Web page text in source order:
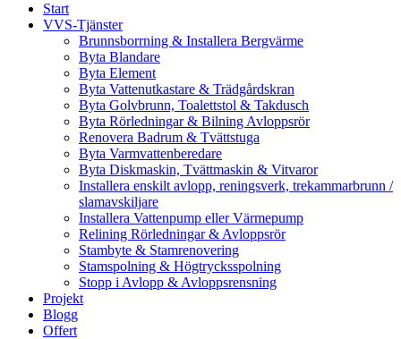
Start
VVS-Tjänster
Brunnsborrning & Installera Bergvärme
Byta Blandare
Byta Element
Byta Vattenutkastare & Trädgårdskran
Byta Golvbrunn, Toalettstol & Takdusch
Byta Rörledningar & Bilning Avloppsrör
Renovera Badrum & Tvättstuga
Byta Varmvattenberedare
Byta Diskmaskin, Tvättmaskin & Vitvaror
Installera enskilt avlopp, reningsverk, trekammarbrunn /
slamavskiljare
Installera Vattenpump eller Värmepump
Relining Rörledningar & Avloppsrör
Stambyte & Stamrenovering
Stamspolning & Högtrycksspolning
Stopp i Avlopp & Avloppsrensning
Projekt
Blogg
Offert